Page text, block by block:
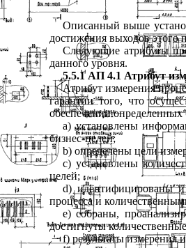
Описанный выше
достижения выходов этого
Следующие атрибуты
данного уровня.
5.5.1 АП4.1 Атрибут
Атрибут измерения
гарантии того, что
обеспечении определенных
a) установлены
бизнес-целей;
b) определены цели
c) установлены
целей;
d) идентифицированы и
процесса и
e) собраны,
достигнуты количественные
f) результаты измерения